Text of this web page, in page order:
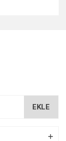
EKLE